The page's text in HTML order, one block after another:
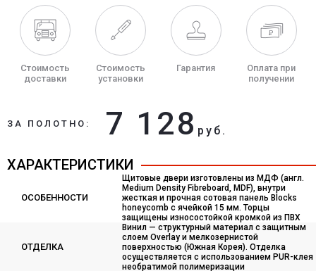
Стоимость
доставки
Стоимость
установки
Гарантия
Оплата при
получении
ЗА ПОЛОТНО: 7 128 руб.
ХАРАКТЕРИСТИКИ
ОСОБЕННОСТИ
Щитовые двери изготовлены из МДФ (англ.
Medium Density Fibreboard, MDF), внутри
жесткая и прочная сотовая панель Blocks
honeycomb с ячейкой 15 мм. Торцы
защищены износостойкой кромкой из ПВХ
ОТДЕЛКА
Винил — структурный материал с защитным
слоем Overlay и мелкозернистой
поверхностью (Южная Корея). Отделка
осуществляется с использованием PUR-клея
необратимой полимеризации